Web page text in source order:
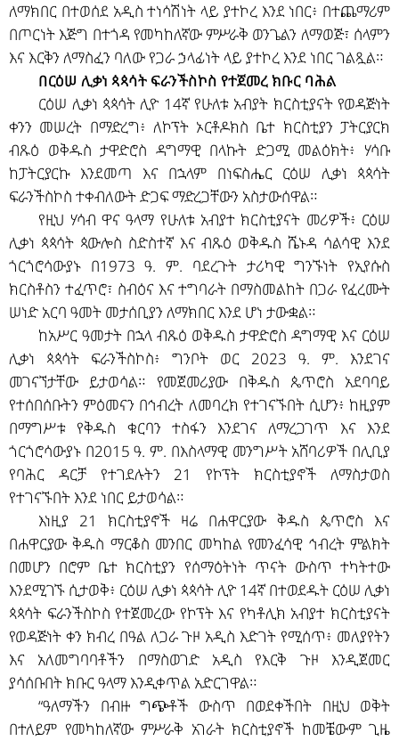
ለማክበር በተወሰደ አዲስ ተነሳሽነት ላይ ያተኮረ እንደ ነበር፥ በተጨማሪም
በጦርነት እጅግ በተጎዳ የመካከለኛው ምሥራቅ ወንጌልን ለማወጅ፣ ሰላምን
እና እርቅን ለማስፈን ባለው የጋራ ኃላፊነት ላይ ያተኮረ እንደ ነበር ገልጿል።
በርዕሠ ሊቃነ ጳጳሳት ፍራንችስኮስ የተጀመረ ክቡር ባሕል
ርዕሠ ሊቃነ ጳጳሳት ሊዮ 14ኛ የሁለቱ አብያት ክርስቲያናት የወዳጅነት
ቀንን መሠረት በማድረግ፥ ለኮፕት ኦርቶዶክስ ቤተ ክርስቲያን ፓትርያርክ
ብጹዕ ወቅዱስ ታዋድሮስ ዳግማዊ በላኩት ድጋሚ መልዕክት፥ ሃሳቡ
ከፓትርያርኩ እንደመጣ እና በኋላም በነፍስሔር ርዕሠ ሊቃነ ጳጳሳት
ፍራንችስኮስ ተቀብለውት ድጋፍ ማድረጋቸውን አስታውሰዋል።
የዚህ ሃሳብ ዋና ዓላማ የሁለቱ አብያተ ክርስቲያናት መሪዎች፥ ርዕሠ
ሊቃነ ጳጳሳት ጳውሎስ ስድስተኛ እና ብጹዕ ወቅዱስ ሼኑዳ ሳልሳዊ እንደ
ጎርጎሮሳውያኑ በ1973 ዓ. ም. ባደረጉት ታሪካዊ ግንኙነት የኢየሱስ
ክርስቶስን ተፈጥሮ፣ ስብዕና እና ተግባራት በማስመልከት በጋራ የፈረሙት
ሠነድ አርባ ዓመት መታሰቢያን ለማክበር እንደ ሆነ ታውቋል።
ከአሥር ዓመታት በኋላ ብጹዕ ወቅዱስ ታዋድሮስ ዳግማዊ እና ርዕሠ
ሊቃነ ጳጳሳት ፍራንችስኮስ፥ ግንቦት ወር 2023 ዓ. ም. እንደገና
መገናኘታቸው ይታወሳል። የመጀመሪያው በቅዱስ ጴጥሮስ አደባባይ
የተሰበሰቡትን ምዕመናን በኅብረት ለመባረክ የተገናኙበት ሲሆን፥ ከዚያም
በማግሥቱ የቅዱስ ቁርባን ተስፋን እንደገና ለማረጋገጥ እና እንደ
ጎርጎሮሳውያኑ በ2015 ዓ. ም. በእስላማዊ መንግሥት አሸባሪዎች በሊቢያ
የባሕር ዳርቻ የተገደሉትን 21 የኮፕት ክርስቲያኖች ለማስታወስ
የተገናኙበት እንደ ነበር ይታወሳል።
እነዚያ 21 ክርስቲያኖች ዛሬ በሐዋርያው ቅዱስ ጴጥሮስ እና
በሐዋርያው ቅዱስ ማርቆስ መንበር መካከል የመንፈሳዊ ኅብረት ምልክት
በመሆን በሮም ቤተ ክርስቲያን የሰማዕትነት ጥናት ውስጥ ተካትተው
እንደሚገኙ ሲታወቅ፥ ርዕሠ ሊቃነ ጳጳሳት ሊዮ 14ኛ በተወደዱት ርዕሠ ሊቃነ
ጳጳሳት ፍራንችስኮስ የተጀመረው የኮፕት እና የካቶሊክ አብያተ ክርስቲያናት
የወዳጅነት ቀን ክብረ በዓል ለጋራ ጉዞ አዲስ እድገት የሚሰጥ፥ መለያየትን
እና አለመግባባቶችን በማስወገድ አዲስ የእርቅ ጉዞ እንዲጀመር
ያሳሰቡበት ክቡር ዓላማ እንዲቀጥል አድርገዋል።
“ዓለማችን በብዙ ግጭቶች ውስጥ በወደቀችበት በዚህ ወቅት
በተለይም የመካከለኛው ምሥራቅ አገራት ክርስቲያኖች ከመቼውም ጊዜ